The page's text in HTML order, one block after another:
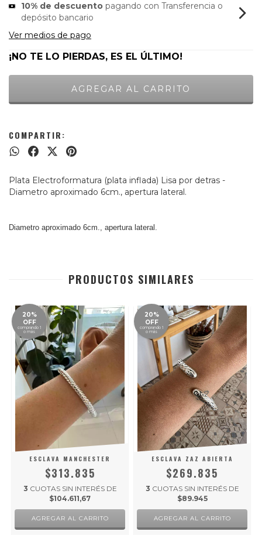
10% de descuento pagando con Transferencia o
depósito bancario
Ver medios de pago
¡NO TE LO PIERDAS, ES EL ÚLTIMO!
COMPARTIR:
Plata Electroformatura (plata inflada) Lisa por detras -
Diametro aproximado 6cm., apertura lateral.
Diametro aproximado 6cm., apertura lateral.
PRODUCTOS SIMILARES
20%
OFF
comprando 1
o más
ESCLAVA MANCHESTER
$313.835
3 CUOTAS SIN INTERÉS DE
$104.611,67
20%
OFF
comprando 1
o más
ESCLAVA ZAZ ABIERTA
$269.835
3 CUOTAS SIN INTERÉS DE
$89.945